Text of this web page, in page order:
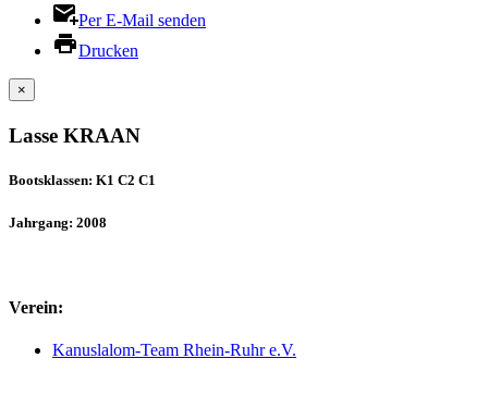
Per E-Mail senden
Drucken
×
Lasse KRAAN
Bootsklassen: K1 C2 C1
Jahrgang: 2008
Verein:
Kanuslalom-Team Rhein-Ruhr e.V.